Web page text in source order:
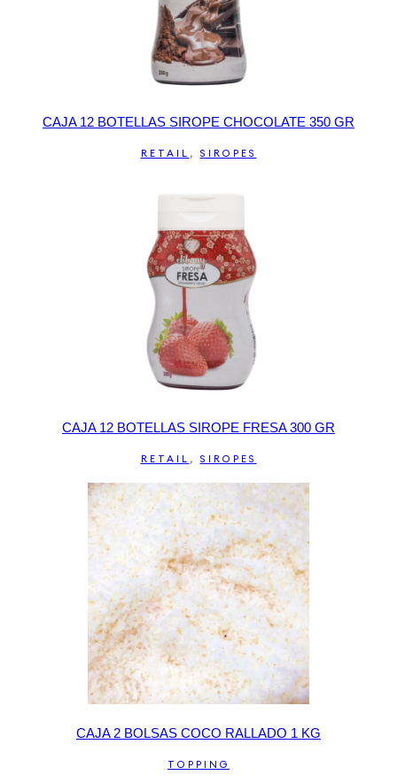
CAJA 12 BOTELLAS SIROPE CHOCOLATE 350 GR
RETAIL , SIROPES
CAJA 12 BOTELLAS SIROPE FRESA 300 GR
RETAIL , SIROPES
CAJA 2 BOLSAS COCO RALLADO 1 KG
TOPPING